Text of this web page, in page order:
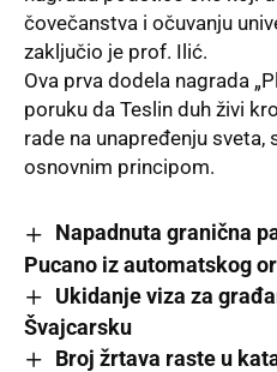
čovečanstva i očuvanju
zaključio je prof. Ilić.
Ova prva dodela nagrada
poruku da Teslin duh živi
rade na unapređenju sveta,
osnovnim principom.
Napadnuta granična
Pucano iz automatskog
Ukidanje viza za
Švajcarsku
Broj žrtava raste u